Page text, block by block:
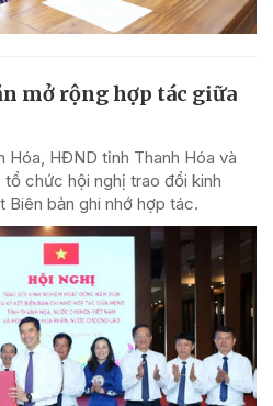
mở rộng hợp tác giữa
Hóa, HĐND tỉnh Thanh Hóa và
chức hội nghị trao đổi kinh
bản ghi nhớ hợp tác.